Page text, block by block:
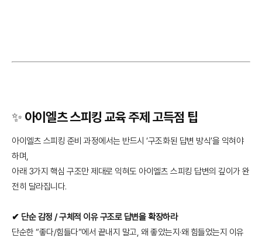
✨ 아이엘츠 스피킹 교육 주제 고득점 팁
아이엘츠 스피킹 준비 과정에서는 반드시 ‘구조화된 답변 방식’을 익혀야
하며,
아래 3가지 핵심 구조만 제대로 익혀도 아이엘츠 스피킹 답변의 깊이가 완
전히 달라집니다.
✔ 단순 감정 / 구체적 이유 구조로 답변을 확장하라
단순한 “좋다/힘들다”에서 끝내지 말고, 왜 좋았는지·왜 힘들었는지 이유